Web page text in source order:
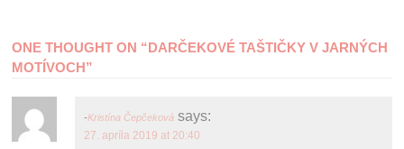
NAVIGATION
ONE THOUGHT ON “DARČEKOVÉ TAŠTIČKY V JARNÝCH
MOTÍVOCH”
Kristína Čepčeková says:
27. apríla 2019 at 20:40